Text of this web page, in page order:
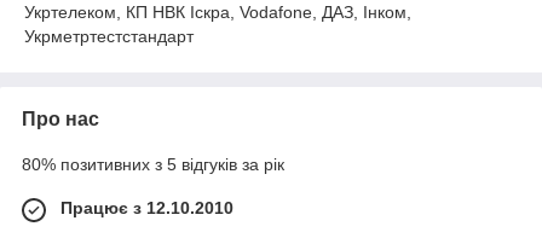
Укртелеком, КП НВК Іскра, Vodafone, ДАЗ, Інком,
Укрметртестстандарт
Про нас
80% позитивних з 5 відгуків за рік
Працює з 12.10.2010